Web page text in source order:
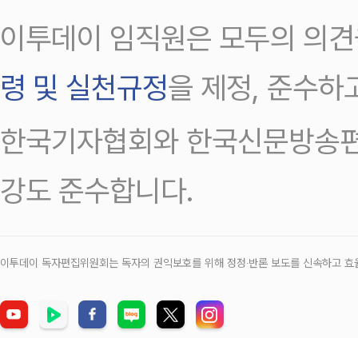
이투데이 임직원은 모두의 의
령 및 실천규정을 제정, 준수하
한국기자협회와 한국신문방송
강도 준수합니다.
이투데이 독자편집위원회는 독자의 권익보호를 위해 정정‧반론 보도를 신속하고